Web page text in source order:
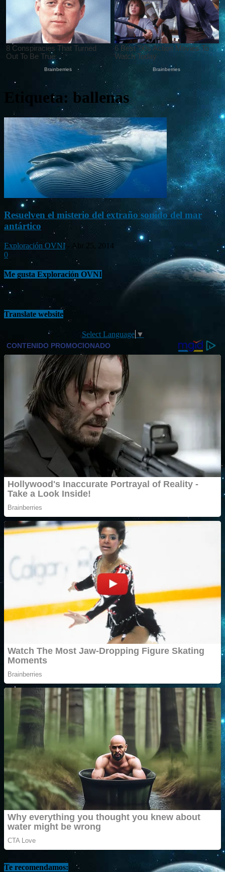
Etiqueta: ballenas
Resuelven el misterio del extraño sonido del mar
antártico
Exploración OVNI - Abr 25, 2014
0
Me gusta Exploración OVNI
Translate website
Select Language ▼
Te recomendamos: